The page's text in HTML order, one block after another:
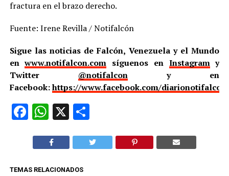
fractura en el brazo derecho.
Fuente: Irene Revilla / Notifalcón
Sigue las noticias de Falcón, Venezuela y el Mundo
enwww.notifalcon.com síguenos en Instagramy
Twitter @notifalcony en
Facebook:https://www.facebook.com/
Facebook
WhatsApp
X Compartir
TEMAS RELACIONADOS